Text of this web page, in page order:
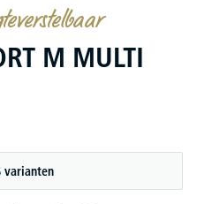
M MULTI
varianten